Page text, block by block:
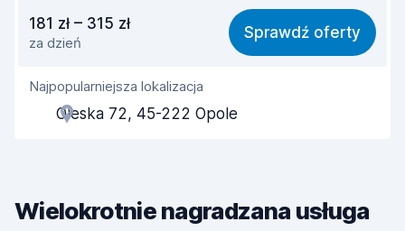
7,7
Łatwość znalezienia 8,6
Pomocność przedstawiciela
Szybkość odbioru
Czystość samochodu 8,0
181 zł – 315 zł
za dzień
Sprawdź oferty
Najpopularniejsza lokalizacja
Oleska 72, 45-222 Opole
Wielokrotnie nagradzana usługa